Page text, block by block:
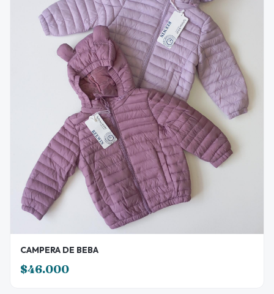
CAMPERA DE BEBA
$46.000